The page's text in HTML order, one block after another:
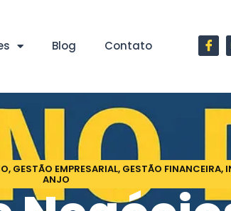
Blog Contato
, GESTÃO EMPRESARIAL, GESTÃO FINANCEIRA,
ANJO